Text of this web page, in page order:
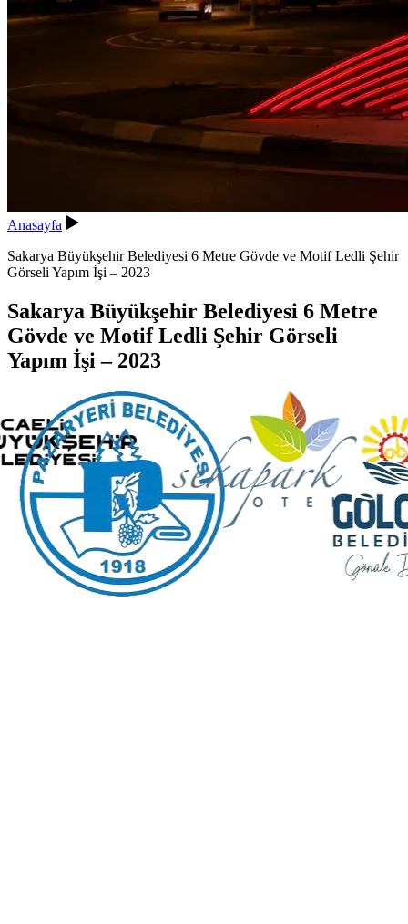
Anasayfa
Sakarya Büyükşehir Belediyesi 6 Metre Gövde ve Motif Ledli Şehir
Görseli Yapım İşi – 2023
Sakarya Büyükşehir Belediyesi 6 Metre
Gövde ve Motif Ledli Şehir Görseli
Yapım İşi – 2023